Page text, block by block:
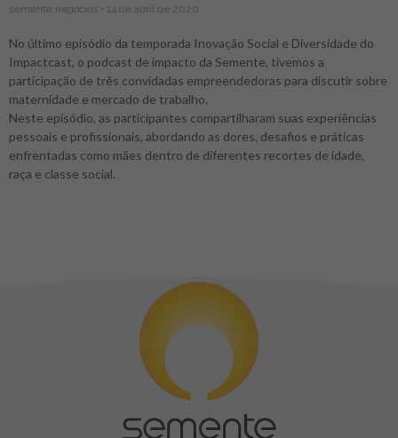
semente negócios 14 de abril de 2020
No último episódio da temporada Inovação Social e Diversidade do
Impactcast, o podcast de impacto da Semente, tivemos a
participação de três convidadas empreendedoras para discutir sobre
maternidade e mercado de trabalho.
Neste episódio, as participantes compartilharam suas experiências
pessoais e profissionais, abordando as dores, desafios e práticas
enfrentadas como mães dentro de diferentes recortes de idade,
raça e classe social.